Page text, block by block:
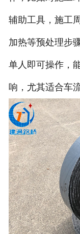
辅助工具，施工
加热等预处理步
单人即可操作，
响，尤其适合车